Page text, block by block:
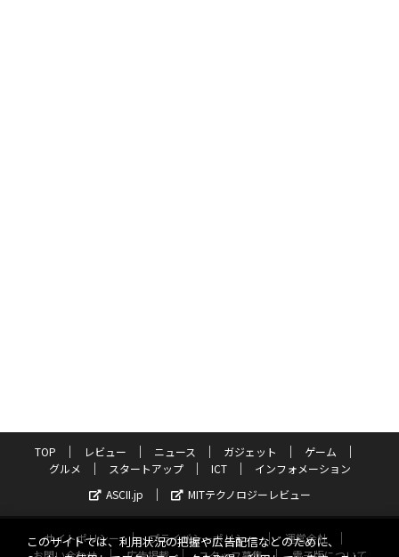
TOP レビュー ニュース ガジェット
ゲーム
グルメ
スタートアップ ICT
インフォメーション
ASCII.jp
MITテクノロジーレビュー
サイトポリシー プライバシーポリシー
運営会社
このサイトでは、利用状況の把握や広告配信などのために、